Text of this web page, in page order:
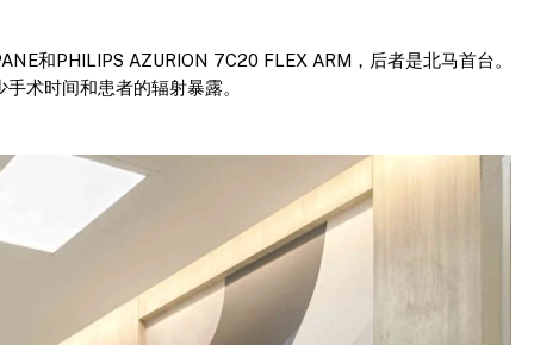
和PHILIPS AZURION 7C20 FLEX ARM，后者是北马首台。
术时间和患者的辐射暴露。